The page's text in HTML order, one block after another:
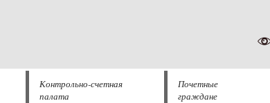
Контрольно-счетная
палата
Почетные
граждане